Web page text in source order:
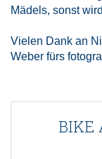
Mädels, sonst
Vielen Dank an
Weber fürs
BIKE